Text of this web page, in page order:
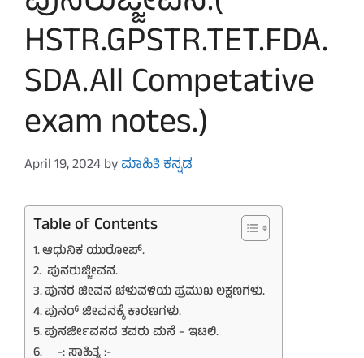
HSTR.GPSTR.TET.FDA.
SDA.All Competative
exam notes.)
April 19, 2024byಮಾಹಿತಿ ಕನ್ನಡ
Table of Contents
ಆಧುನಿಕ ಯುರೋಪ್.
ಪುನರುಜ್ಜೀವನ.
ಪುನರ ಜೀವನ ಚಳುವಳಿಯ ಪ್ರಮುಖ ಲಕ್ಷಣಗಳು.
ಪುನರ್ ಜೀವನಕ್ಕೆ ಕಾರಣಗಳು.
ಪುನರ್ಜೀವನದ ತವರು ಮನೆ – ಇಟಲಿ.
-: ಸಾಹಿತ್ಯ :-